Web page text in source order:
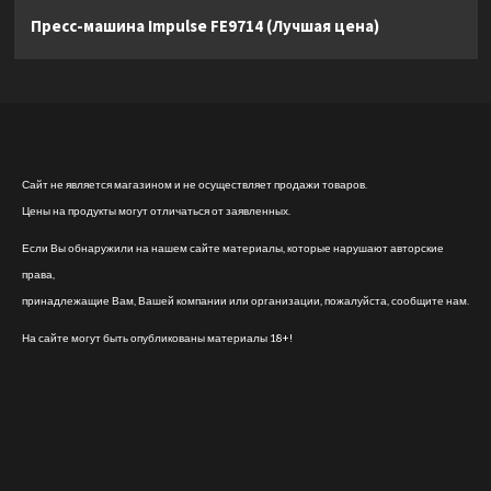
Пресс-машина Impulse FE9714 (Лучшая цена)
Сайт не является магазином и не осуществляет продажи товаров.
Цены на продукты могут отличаться от заявленных.
Если Вы обнаружили на нашем сайте материалы, которые нарушают авторские
права,
принадлежащие Вам, Вашей компании или организации, пожалуйста, сообщите нам.
На сайте могут быть опубликованы материалы 18+!